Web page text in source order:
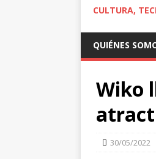
CULTURA,
QUIÉNES
Wiko
30/05/2022